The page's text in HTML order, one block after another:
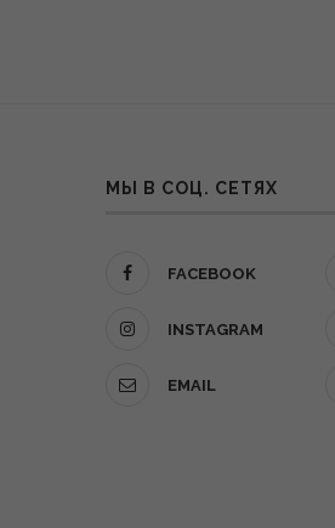
МЫ В СОЦ. СЕТЯХ
FACEBOOK
INSTAGRAM
EMAIL